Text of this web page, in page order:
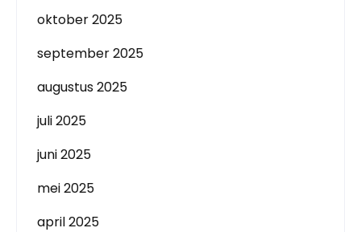
oktober 2025
september 2025
augustus 2025
juli 2025
juni 2025
mei 2025
april 2025